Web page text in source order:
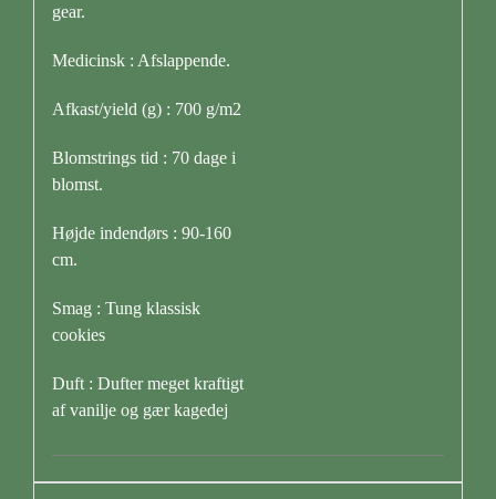
gear.
Medicinsk : Afslappende.
Afkast/yield (g) : 700 g/m2
Blomstrings tid : 70 dage i
blomst.
Højde indendørs : 90-160
cm.
Smag : Tung klassisk
cookies
Duft : Dufter meget kraftigt
af vanilje og gær kagedej